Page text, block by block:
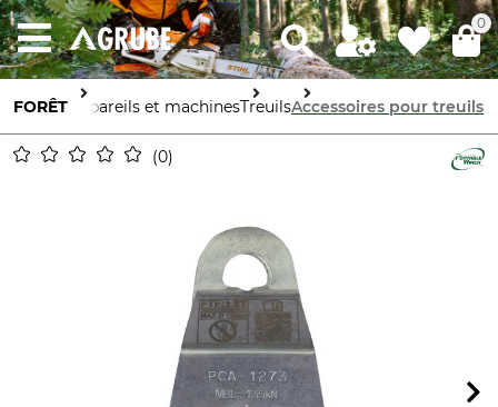
0
FORÊT Appareils et machinesTreuilsAccessoires pour treuils
0